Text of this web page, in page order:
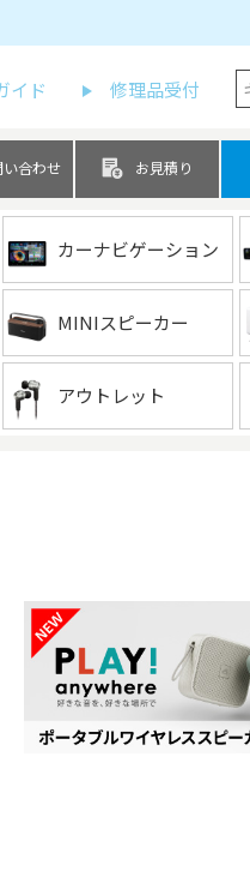
イド 修理品受付
い合わせ お見積り
カーナビゲーション
MINIスピーカー
アウトレット